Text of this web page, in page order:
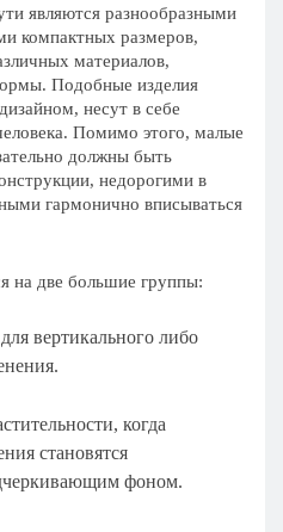
являются разнообразными
компактных размеров,
материалов,
Подобные изделия
несут в себе
Помимо этого, малые
должны быть
недорогими в
гармонично вписываться
на две большие группы:
вертикального либо
когда
становятся
фоном.